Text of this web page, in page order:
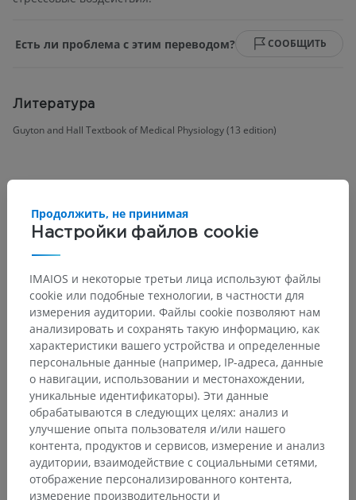
Есть ли проблема с этим переводом? СООБЩИТЬ
Литература
Guyton and Hall Textbook of Medical Physiology (13 edition)
Анатомическая иерархия
Человеческое тело > Systemata integrantia >
Нервная система>
Центральная нервная система> Головной мозг>
Мозг> Промежуточный мозг> Гипоталамус>
Задняя гипоталамическая область
Основные структуры:
Медиальное сосцевидное ядро
Латеральное сосцевидное ядро
Серобугорно-сосцевидное ядро
Nucleus tuberalis lateralis
Настройки файлов cookie
Продолжить, не принимая
IMAIOS и некоторые третьи лица используют файлы
cookie или подобные технологии, в частности для
измерения аудитории. Файлы cookie позволяют нам
анализировать и сохранять такую информацию, как
характеристики вашего устройства и определенные
персональные данные (например, IP-адреса, данные
о навигации, использовании и местонахождении,
уникальные идентификаторы). Эти данные
обрабатываются в следующих целях: анализ и
улучшение опыта пользователя и/или нашего
контента, продуктов и сервисов, измерение и анализ
аудитории, взаимодействие с социальными сетями,
отображение персонализированного контента,
измерение производительности и